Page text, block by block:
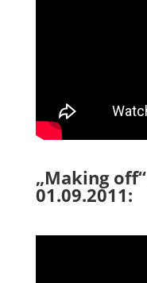
„Making
01.09.2011: